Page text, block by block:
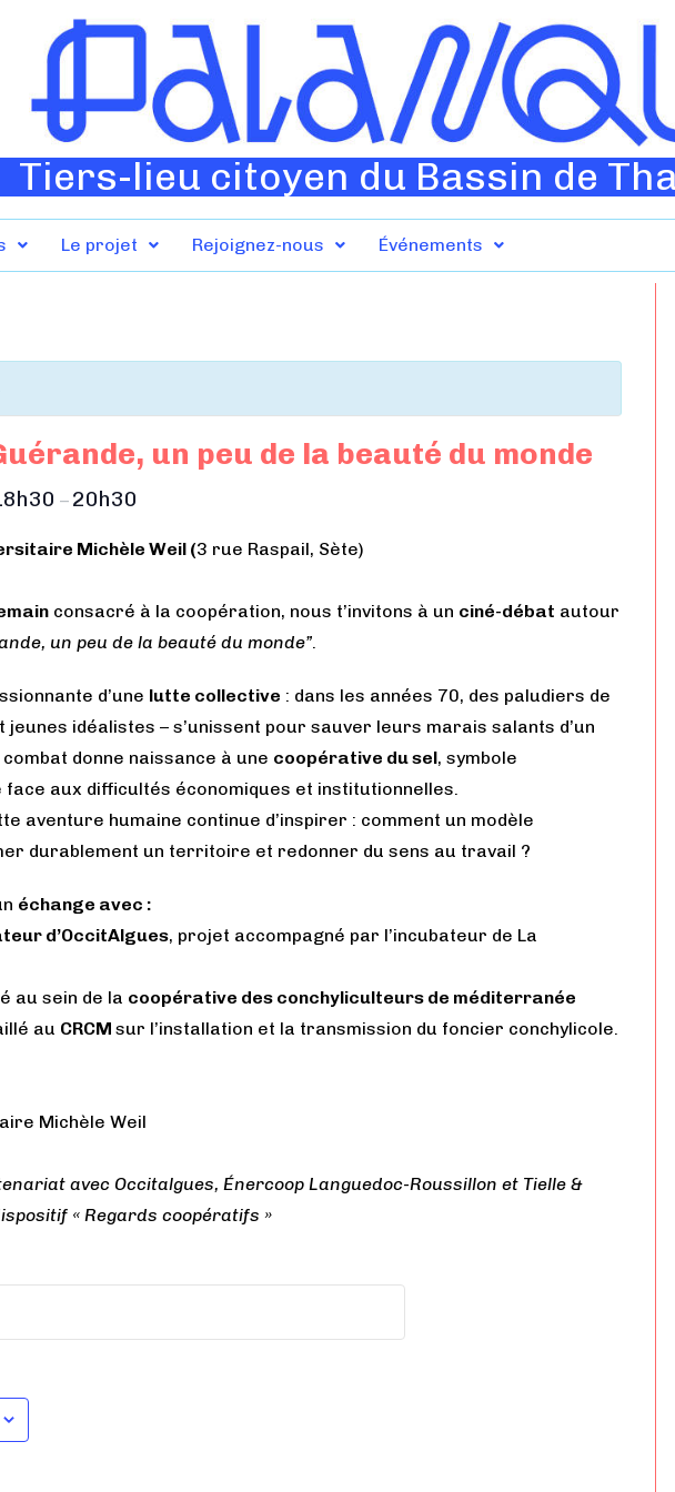
Tiers-lieu citoyen du Bassin de
Le projet Rejoignez-nous Événements
un peu de la beauté du monde
– 20h30
Michèle Weil (3 rue Raspail, Sète)
consacré à la coopération, nous t’invitons à un ciné-débat autour
un peu de la beauté du monde”.
d’une lutte collective : dans les années 70, des paludiers de
jeunes idéalistes – s’unissent pour sauver leurs marais salants d’un
donne naissance à une coopérative du sel, symbole
face aux difficultés économiques et institutionnelles.
aventure humaine continue d’inspirer : comment un modèle
durablement un territoire et redonner du sens au travail ?
échange avec :
d’OccitAlgues, projet accompagné par l’incubateur de La
au sein de la coopérative des conchyliculteurs de méditerranée
au CRCM sur l’installation et la transmission du foncier conchylicole.
Michèle Weil
avec Occitalgues, Énercoop Languedoc-Roussillon et Tielle &
« Regards coopératifs »